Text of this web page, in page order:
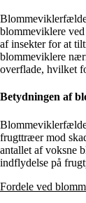
blommeviklere
af insekter for at
blommeviklere
overflade, hvilket
Betydningen af
frugttræer mod
antallet af voksne
indflydelse på
Fordele ved